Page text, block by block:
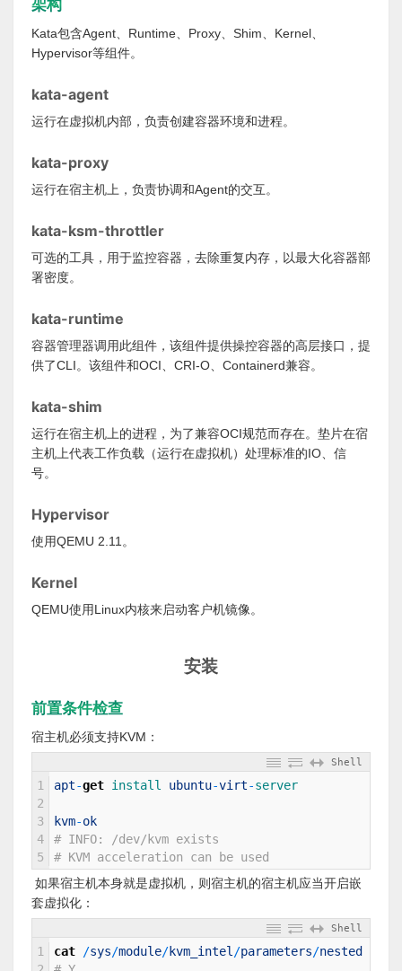
架构
Kata包含Agent、Runtime、Proxy、Shim、Kernel、
Hypervisor等组件。
kata-agent
运行在虚拟机内部，负责创建容器环境和进程。
kata-proxy
运行在宿主机上，负责协调和Agent的交互。
kata-ksm-throttler
可选的工具，用于监控容器，去除重复内存，以最大化容器部
署密度。
kata-runtime
容器管理器调用此组件，该组件提供操控容器的高层接口，提
供了CLI。该组件和OCI、CRI-O、Containerd兼容。
kata-shim
运行在宿主机上的进程，为了兼容OCI规范而存在。垫片在宿
主机上代表工作负载（运行在虚拟机）处理标准的IO、信
号。
Hypervisor
使用QEMU 2.11。
Kernel
QEMU使用Linux内核来启动客户机镜像。
安装
前置条件检查
宿主机必须支持KVM：
Shell
1
2
3
4
5
apt-get install ubuntu-virt-server
kvm-ok
# INFO: /dev/kvm exists
# KVM acceleration can be used
如果宿主机本身就是虚拟机，则宿主机的宿主机应当开启嵌
套虚拟化：
Shell
1
cat /sys/module/kvm_intel /parameters/nested